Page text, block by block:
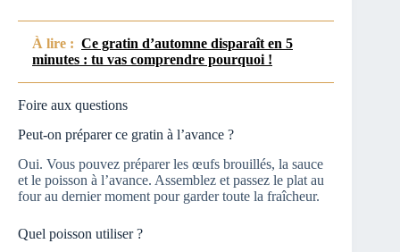
À lire : Ce gratin d’automne disparaît en 5
minutes : tu vas comprendre pourquoi !
Foire aux questions
Peut-on préparer ce gratin à l’avance ?
Oui. Vous pouvez préparer les œufs brouillés, la sauce
et le poisson à l’avance. Assemblez et passez le plat au
four au dernier moment pour garder toute la fraîcheur.
Quel poisson utiliser ?